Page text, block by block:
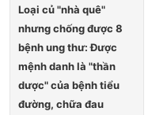
Loại củ "nhà quê"
nhưng chống được 8
bệnh ung thư: Được
mệnh danh là "thần
dược" của bệnh tiểu
đường, chữa đau